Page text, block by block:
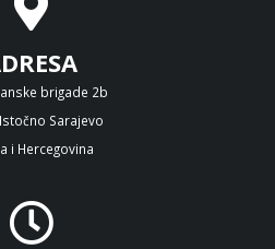
brigade 2b
Sarajevo
i Hercegovina